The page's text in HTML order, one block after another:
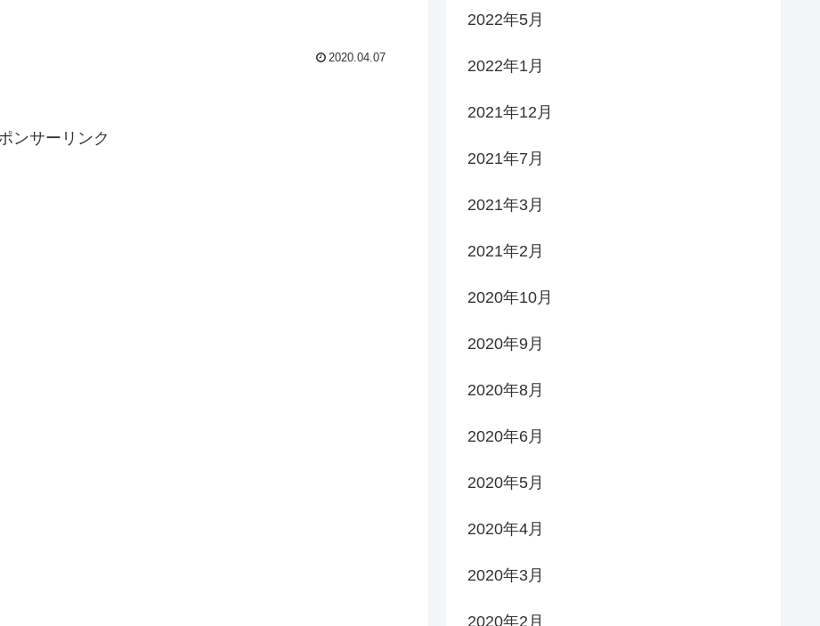
2020.04.07
ンサーリンク
2022年5月
2022年1月
2021年12月
2021年7月
2021年3月
2021年2月
2020年10月
2020年9月
2020年8月
2020年6月
2020年5月
2020年4月
2020年3月
2020年2月